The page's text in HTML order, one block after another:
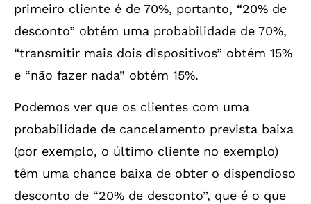
primeiro cliente é de 70%, portanto, “20% de
desconto” obtém uma probabilidade de 70%,
“transmitir mais dois dispositivos” obtém 15%
e “não fazer nada” obtém 15%.
Podemos ver que os clientes com uma
probabilidade de cancelamento prevista baixa
(por exemplo, o último cliente no exemplo)
têm uma chance baixa de obter o dispendioso
desconto de “20% de desconto”, que é o que